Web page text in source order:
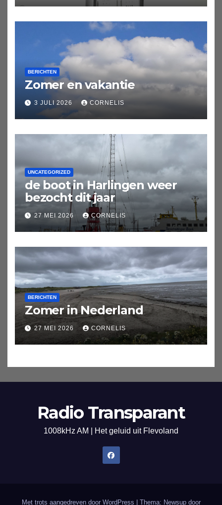
BERICHTEN
Zomer en vakantie
3 JULI 2026 CORNELIS
UNCATEGORIZED
de boot in Harlingen weer
bezocht dit jaar
27 MEI 2026 CORNELIS
BERICHTEN
Zomer in Nederland
27 MEI 2026 CORNELIS
Radio Transparant
1008kHz AM | Het geluid uit Flevoland
Met trots aangedreven door WordPress Thema: Newsup door